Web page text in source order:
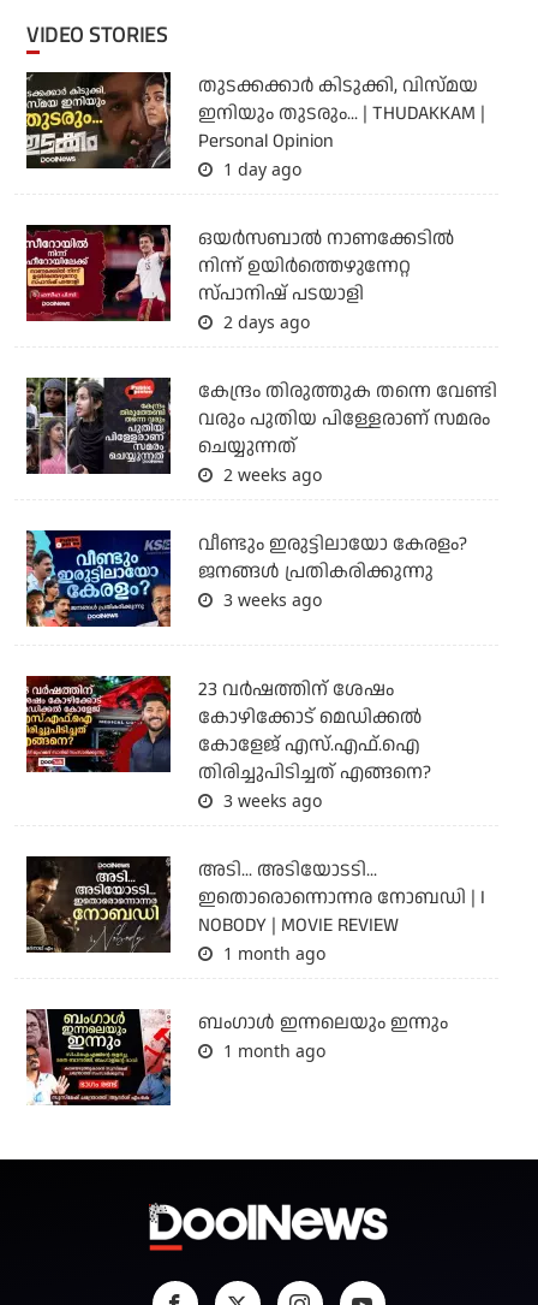
VIDEO STORIES
തുടക്കക്കാര്‍ കിടുക്കി, വിസ്മയ
ഇനിയും തുടരും... | THUDAKKAM |
Personal Opinion
1 day ago
ഒയര്‍സബാൽ നാണക്കേടിൽ
നിന്ന് ഉയിർത്തെഴുന്നേറ്റ
സ്പാനിഷ് പടയാളി
2 days ago
കേന്ദ്രം തിരുത്തുക തന്നെ വേണ്ടി
വരും പുതിയ പിള്ളേരാണ് സമരം
ചെയ്യുന്നത്
2 weeks ago
വീണ്ടും ഇരുട്ടിലായോ കേരളം?
ജനങ്ങൾ പ്രതികരിക്കുന്നു
3 weeks ago
23 വർഷത്തിന് ശേഷം
കോഴിക്കോട് മെഡിക്കൽ
കോളേജ് എസ്.എഫ്.ഐ
തിരിച്ചുപിടിച്ചത് എങ്ങനെ?
3 weeks ago
അടി... അടിയോടടി...
ഇതൊരൊന്നൊന്നര നോബഡി | I
NOBODY | MOVIE REVIEW
1 month ago
ബംഗാള്‍ ഇന്നലെയും ഇന്നും
1 month ago